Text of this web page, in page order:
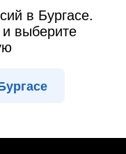
в Бургасе.
выберите